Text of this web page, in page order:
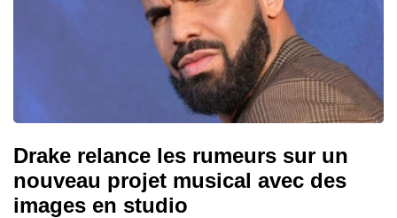
Drake relance les rumeurs sur un
nouveau projet musical avec des
images en studio